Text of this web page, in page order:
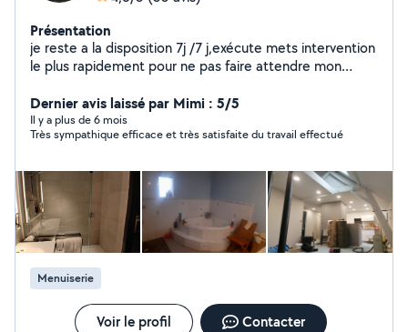
Présentation
je reste a la disposition 7j /7 j,exécute mets intervention
le plus rapidement pour ne pas faire attendre mon
Dernier avis laissé par Mimi : 5/5
Il y a plus de 6 mois
Très sympathique efficace et très satisfaite du travail effectué
Menuiserie
Voir le profil Contacter